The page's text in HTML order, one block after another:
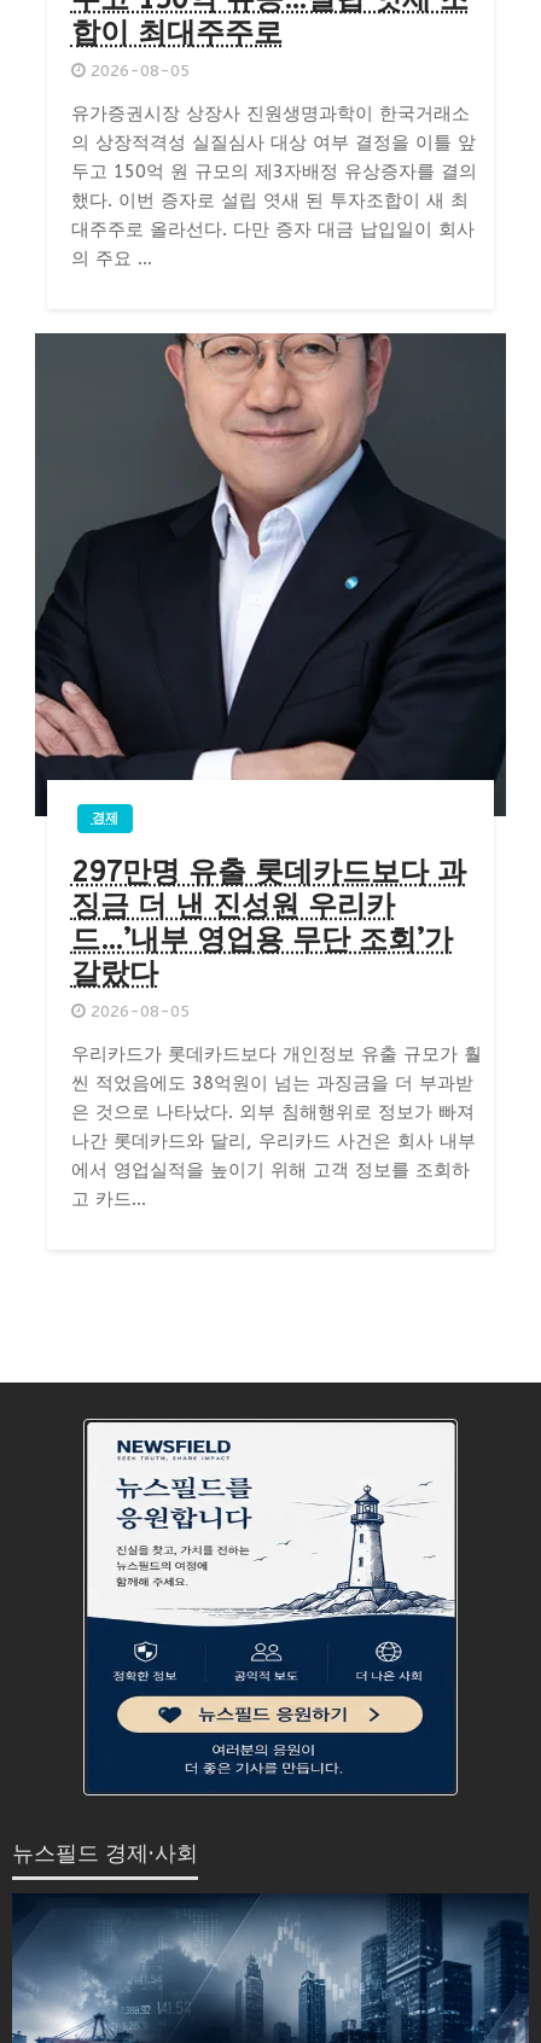
합이 최대주주로
2026-08-05
유가증권시장 상장사 진원생명과학이 한국거래소
의 상장적격성 실질심사 대상 여부 결정을 이틀 앞
두고 150억 원 규모의 제3자배정 유상증자를 결의
했다. 이번 증자로 설립 엿새 된 투자조합이 새 최
대주주로 올라선다. 다만 증자 대금 납입일이 회사
의 주요 ...
경제
297만명 유출 롯데카드보다 과
징금 더 낸 진성원 우리카
드…’내부 영업용 무단 조회’가
갈랐다
2026-08-05
우리카드가 롯데카드보다 개인정보 유출 규모가 훨
씬 적었음에도 38억원이 넘는 과징금을 더 부과받
은 것으로 나타났다. 외부 침해행위로 정보가 빠져
나간 롯데카드와 달리, 우리카드 사건은 회사 내부
에서 영업실적을 높이기 위해 고객 정보를 조회하
고 카드...
뉴스필드 경제·사회